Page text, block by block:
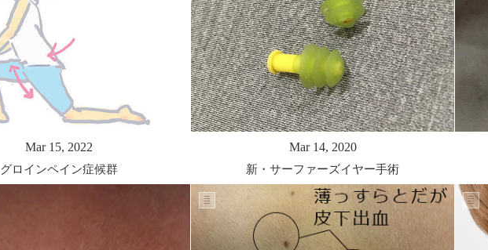
Mar 15, 2022
グロインペイン症候群
Mar 14, 2020
新・サーファーズイヤー手術